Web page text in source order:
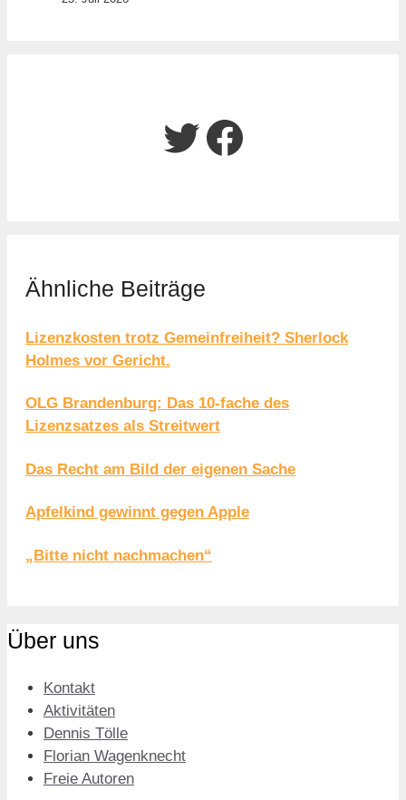
Twitter
Facebook
Ähnliche Beiträge
Lizenzkosten trotz Gemeinfreiheit? Sherlock
Holmes vor Gericht.
OLG Brandenburg: Das 10-fache des
Lizenzsatzes als Streitwert
Das Recht am Bild der eigenen Sache
Apfelkind gewinnt gegen Apple
„Bitte nicht nachmachen“
Über uns
Kontakt
Aktivitäten
Dennis Tölle
Florian Wagenknecht
Freie Autoren